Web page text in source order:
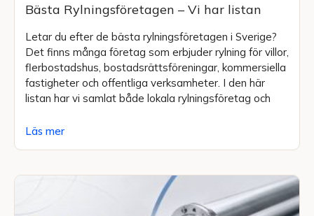
Bästa Rylningsföretagen – Vi har listan
Letar du efter de bästa rylningsföretagen i Sverige?
Det finns många företag som erbjuder rylning för villor,
flerbostadshus, bostadsrättsföreningar, kommersiella
fastigheter och offentliga verksamheter. I den här
listan har vi samlat både lokala rylningsföretag och
Läs mer